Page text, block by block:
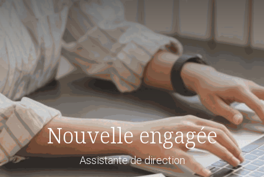
Nouvelle engagée
Assistante de direction